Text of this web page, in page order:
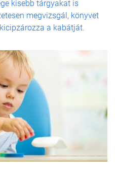
kisebb tárgyakat is
megvizsgál, könyvet
a kabátját.